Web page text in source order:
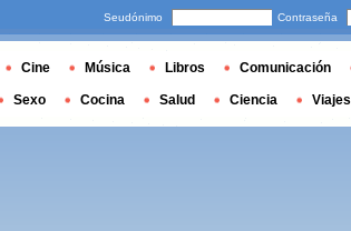
Seudónimo Contraseña
Cine Música Libros Comunicación
Sexo Cocina Salud Ciencia Viajes